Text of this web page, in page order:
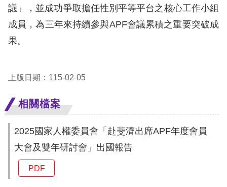
約
情
訴
人
權
資
料
庫
議」，並成功爭取擔任性別平等平台之核心工作小組
成員，為三年來持續參與APF會議累積之重要突破成
果。
上版日期：115-02-05
相關檔案
2025國家人權委員會「赴斐濟出席APF年度會員
大會及雙年研討會」出國報告
PDF